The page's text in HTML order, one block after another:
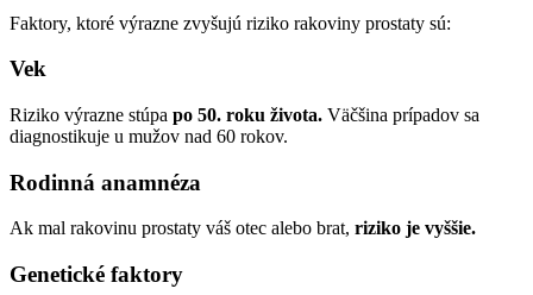
Faktory, ktoré výrazne zvyšujú riziko rakoviny prostaty sú:
Vek
Riziko výrazne stúpa po 50. roku života. Väčšina prípadov sa
diagnostikuje u mužov nad 60 rokov.
Rodinná anamnéza
Ak mal rakovinu prostaty váš otec alebo brat, riziko je vyššie.
Genetické faktory